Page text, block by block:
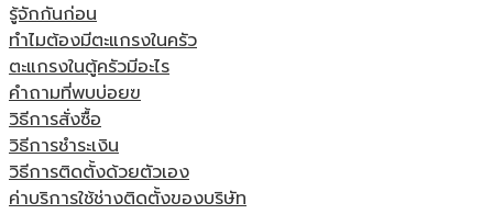
รู้จักกันก่อน
ทำไมต้องมีตะแกรงในครัว
ตะแกรงในตู้ครัวมีอะไร
คำถามที่พบบ่อยฃ
วิธีการสั่งซื้อ
วิธีการชำระเงิน
วิธีการติดตั้งด้วยตัวเอง
ค่าบริการใช้ช่างติดตั้งของบริษัท